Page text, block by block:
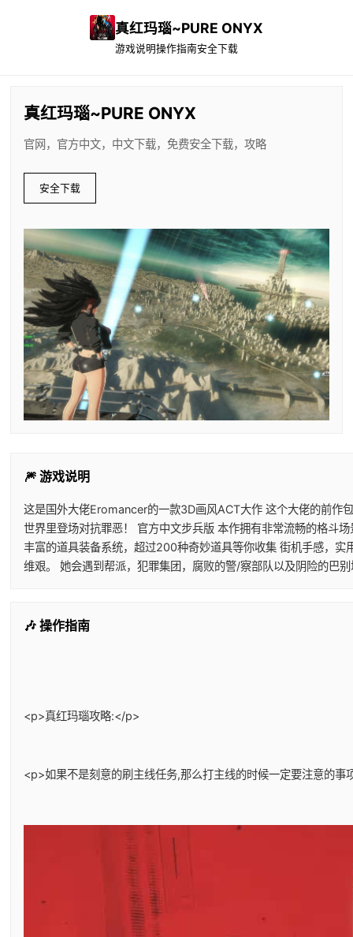
真红玛瑙~PURE ONYX
游戏说明操作指南安全下载
真红玛瑙~PURE ONYX
官网，官方中文，中文下载，免费安全下载，攻略
安全下载
🎆 游戏说明
这是国外大佬Eromancer的一款3D画风ACT大作 这个大佬的前作
世界里登场对抗罪恶！ 官方中文步兵版 本作拥有非常流畅的格斗
丰富的道具装备系统，超过200种奇妙道具等你收集 街机手感，
维艰。 她会遇到帮派，犯罪集团，腐败的警/察部队以及阴险的巴
🎶 操作指南
<p>真红玛瑙攻略:</p>
<p>如果不是刻意的刷主线任务,那么打主线的时候一定要注意的